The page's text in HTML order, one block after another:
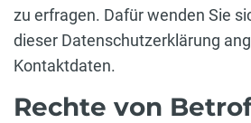
zu erfragen. Dafür wenden Sie
dieser Datenschutzerklärung
Kontaktdaten.
Rechte von